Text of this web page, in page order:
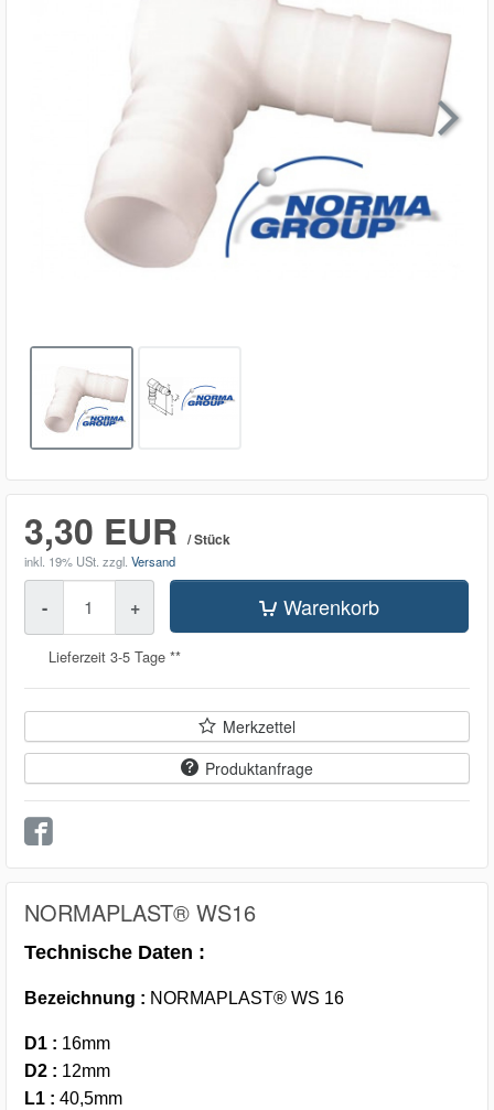

3,30 EUR / Stück
inkl. 19% USt. zzgl. Versand
- + Warenkorb
Lieferzeit 3-5 Tage **
Merkzettel
Produktanfrage
NORMAPLAST® WS16
Technische Daten :
Bezeichnung : NORMAPLAST® WS 16
D1 : 16mm
D2 : 12mm
L1 : 40,5mm